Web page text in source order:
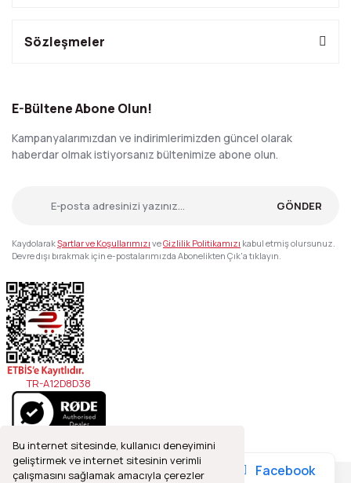
Bu internet sitesinde, kullanıcı deneyimini
geliştirmek ve internet sitesinin verimli
çalışmasını sağlamak amacıyla çerezler
Sözleşmeler
E-Bültene Abone Olun!
Kampanyalarımızdan ve indirimlerimizden güncel olarak
haberdar olmak istiyorsanız bültenimize abone olun.
GÖNDER
KaydolarakŞartlar ve Koşullarımızı veGizlilik Politikamızı kabul etmiş olursunuz.
Devre dışı bırakmak için e-postalarımızda Abonelikten Çık'a tıklayın.
TR-A12D8D38
Facebook